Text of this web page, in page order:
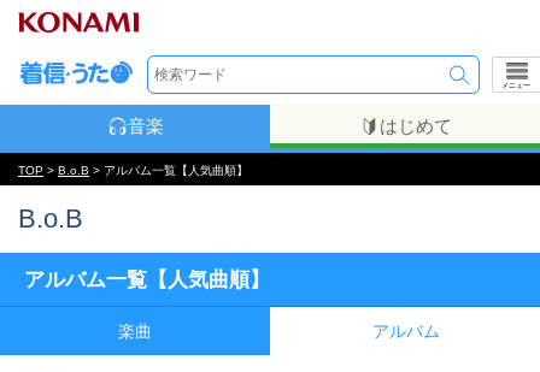
メニュー
音楽 はじめて
TOP > B.o.B > アルバム一覧【人気曲順】
B.o.B
アルバム一覧【人気曲順】
楽曲 アルバム